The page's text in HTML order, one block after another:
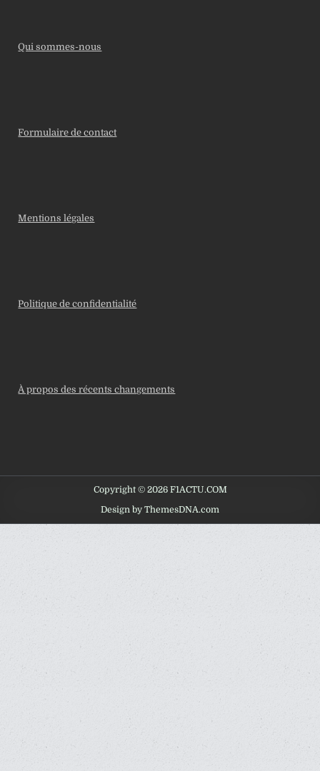
Qui sommes-nous
Formulaire de contact
Mentions légales
Politique de confidentialité
À propos des récents changements
Copyright © 2026 F1ACTU.COM
Design by ThemesDNA.com